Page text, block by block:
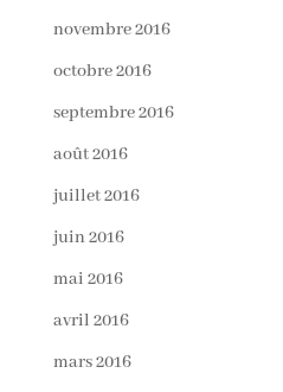
novembre 2016
octobre 2016
septembre 2016
août 2016
juillet 2016
juin 2016
mai 2016
avril 2016
mars 2016